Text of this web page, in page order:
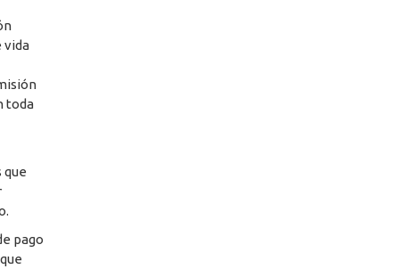
vida
toda
que
pago